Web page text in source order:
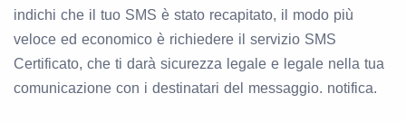
indichi che il tuo SMS è stato recapitato, il modo più
veloce ed economico è richiedere il servizio SMS
Certificato, che ti darà sicurezza legale e legale nella tua
comunicazione con i destinatari del messaggio. notifica.